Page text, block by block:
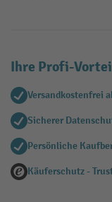
Ihre Profi-
Versandkostenfrei
Sicherer
Persönliche
Käuferschutz -